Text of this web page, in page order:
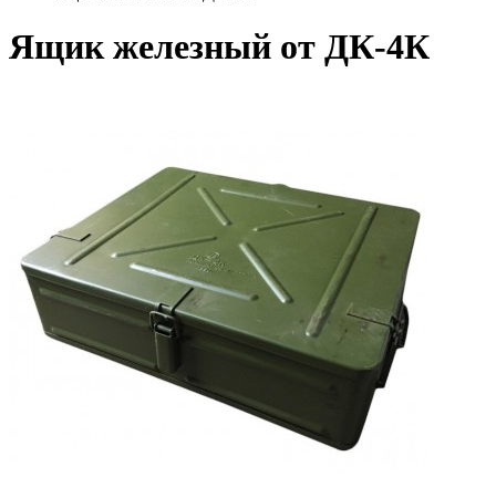
Ящик железный от ДК-4К